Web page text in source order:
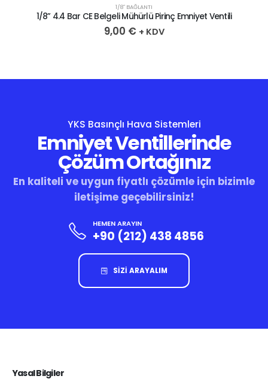
1/8″ BAĞLANTI
1/8” 4.4 Bar CE Belgeli Mühürlü Pirinç Emniyet Ventili
9,00 € + KDV
YKS Basınçlı Hava Sistemleri
Emniyet Ventillerinde
Çözüm Ortağınız
En kaliteli ve uygun fiyatlı çözümle için bizimle
iletişime geçebilirsiniz!
HEMEN ARAYIN
+90 (212) 438 4856
SİZİ ARAYALIM
Yasal Bilgiler